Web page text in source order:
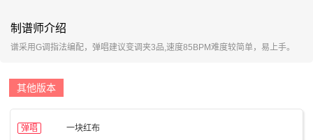
制谱师介绍
谱采用G调指法编配，弹唱建议变调夹3品,速度85BPM难度较简单，易上手。
其他版本
弹唱 一块红布